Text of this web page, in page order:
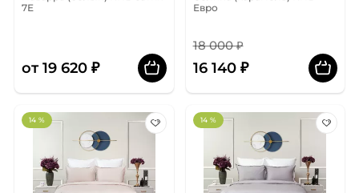
7Е
от 19 620 ₽
Евро
18 000 ₽
16 140 ₽
14 % 14 %